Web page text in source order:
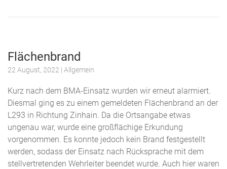
Flächenbrand
22 August, 2022 | Allgemein
Kurz nach dem BMA-Einsatz wurden wir erneut alarmiert.
Diesmal ging es zu einem gemeldeten Flächenbrand an der
L293 in Richtung Zinhain. Da die Ortsangabe etwas
ungenau war, wurde eine großflächige Erkundung
vorgenommen. Es konnte jedoch kein Brand festgestellt
werden, sodass der Einsatz nach Rücksprache mit dem
stellvertretenden Wehrleiter beendet wurde. Auch hier waren